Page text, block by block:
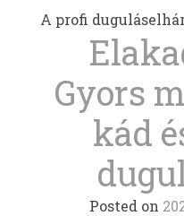
A profi
Gyors
kád
Posted on